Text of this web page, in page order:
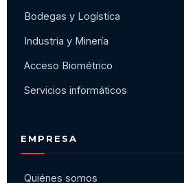
Bodegas y Logística
Industria y Minería
Acceso Biométrico
Servicios informáticos
EMPRESA
Quiénes somos